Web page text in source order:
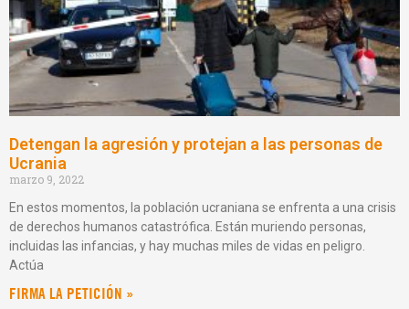
Detengan la agresión y protejan a las personas de
Ucrania
marzo 9, 2022
En estos momentos, la población ucraniana se enfrenta a una crisis
de derechos humanos catastrófica. Están muriendo personas,
incluidas las infancias, y hay muchas miles de vidas en peligro.
Actúa
FIRMA LA PETICIÓN »